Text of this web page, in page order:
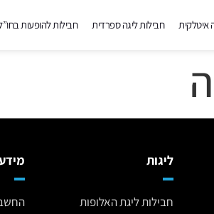
איטלקית חבילות ליגה ספרדית חבילות להופעות
ליגות
חבילות ליגת האלופות